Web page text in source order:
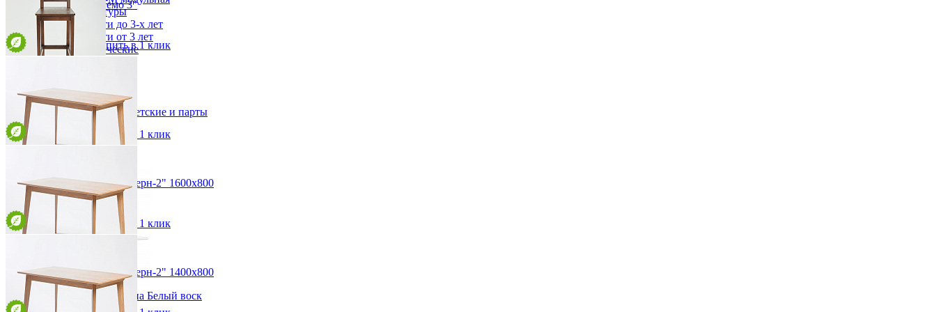
Детские гарнитуры
Детские кровати до 3-х лет
Детские кровати от 3 лет
Комоды классические
Полки детские
Стеллажи детские
Столы письменные детские и парты
Тумбы для детей
Шведская стенка
Полка настенная Рауна Белый воск
Стул полубарный "Немо 3"
от 15 525 ₽
48*103*41 см
В корзину Быстро купить в 1 клик
Стул барный "Немо 1"
от 15 525 ₽
48*115*41 см
В корзину
Быстро купить в 1 клик
Стол прямоугольный "Модерн-2" 1600х800
от 34 493 ₽
160х75х80 см
В корзину
Быстро купить в 1 клик
Стол прямоугольный "Модерн-2" 1400х800
от 32 940 ₽
140х75х80 см